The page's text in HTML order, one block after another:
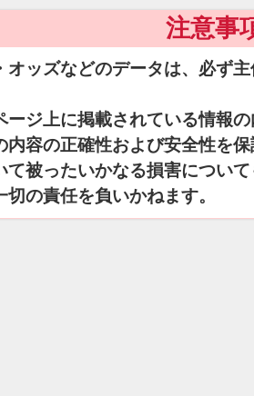
注意事
オッズなどのデータは、必ず
ージ上に掲載されている情報
内容の正確性および安全性を
て被ったいかなる損害につい
の責任を負いかねます。